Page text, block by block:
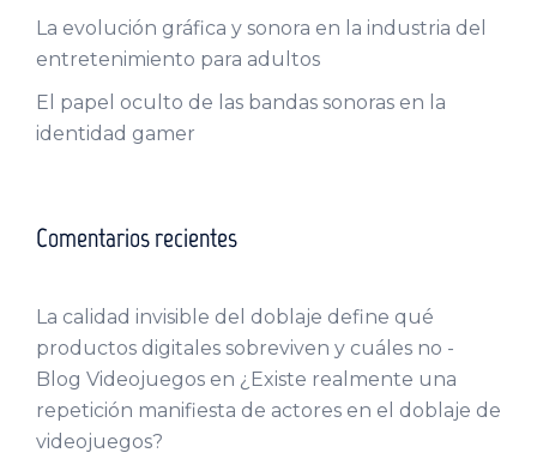
La evolución gráfica y sonora en la industria del
entretenimiento para adultos
El papel oculto de las bandas sonoras en la
identidad gamer
Comentarios recientes
La calidad invisible del doblaje define qué
productos digitales sobreviven y cuáles no -
Blog Videojuegos en ¿Existe realmente una
repetición manifiesta de actores en el doblaje de
videojuegos?